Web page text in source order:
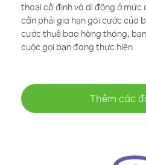
thoại cố định và di động ở
cần phải gia hạn gói cước của
cước thuê bao hàng tháng,
cuộc gọi bạn đang thực hiện
Thêm các